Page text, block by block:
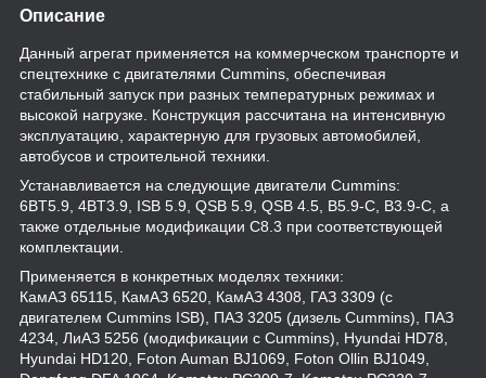
Описание
Данный агрегат применяется на коммерческом транспорте и
спецтехнике с двигателями Cummins, обеспечивая
стабильный запуск при разных температурных режимах и
высокой нагрузке. Конструкция рассчитана на интенсивную
эксплуатацию, характерную для грузовых автомобилей,
автобусов и строительной техники.
Устанавливается на следующие двигатели Cummins:
6BT5.9, 4BT3.9, ISB 5.9, QSB 5.9, QSB 4.5, B5.9-C, B3.9-C, а
также отдельные модификации C8.3 при соответствующей
комплектации.
Применяется в конкретных моделях техники:
КамАЗ 65115, КамАЗ 6520, КамАЗ 4308, ГАЗ 3309 (с
двигателем Cummins ISB), ПАЗ 3205 (дизель Cummins), ПАЗ
4234, ЛиАЗ 5256 (модификации с Cummins), Hyundai HD78,
Hyundai HD120, Foton Auman BJ1069, Foton Ollin BJ1049,